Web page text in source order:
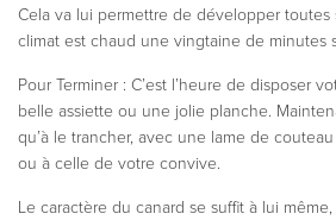
Cela va lui permettre de développer toutes
climat est chaud une vingtaine de minutes
Pour Terminer : C’est l’heure de disposer
belle assiette ou une jolie planche.
qu’à le trancher, avec une lame de
ou à celle de votre convive.
Le caractère du canard se suffit à lui